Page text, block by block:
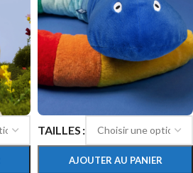
TAILLES
AJOUTER AU PANIER